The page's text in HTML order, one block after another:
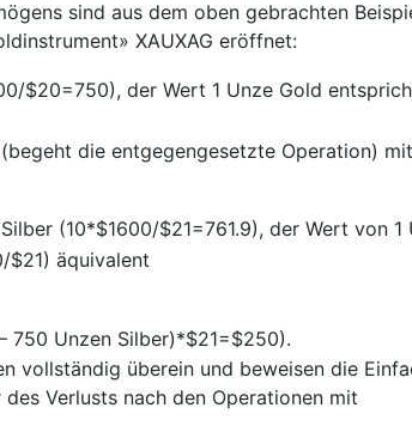
sind aus dem oben gebrachten
XAUXAG eröffnet:
$20=750), der Wert 1 Unze Gold
die entgegengesetzte Operation)
(10*$1600/$21=761.9), der Wert von 1
$21) äquivalent
750 Unzen Silber)*$21=$250).
vollständig überein und beweisen die
Verlusts nach den Operationen mit